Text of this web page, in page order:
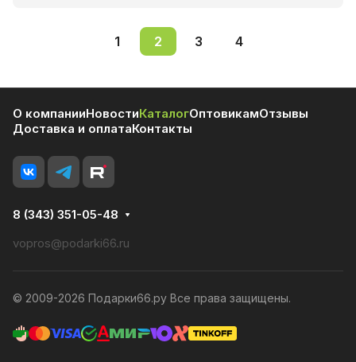
1 2 3 4
О компанииНовостиКаталогОптовикамОтзывы
Доставка и оплатаКонтакты
8 (343) 351-05-48
vopros@podarki66.ru
© 2009-2026 Подарки66.ру Все права защищены.